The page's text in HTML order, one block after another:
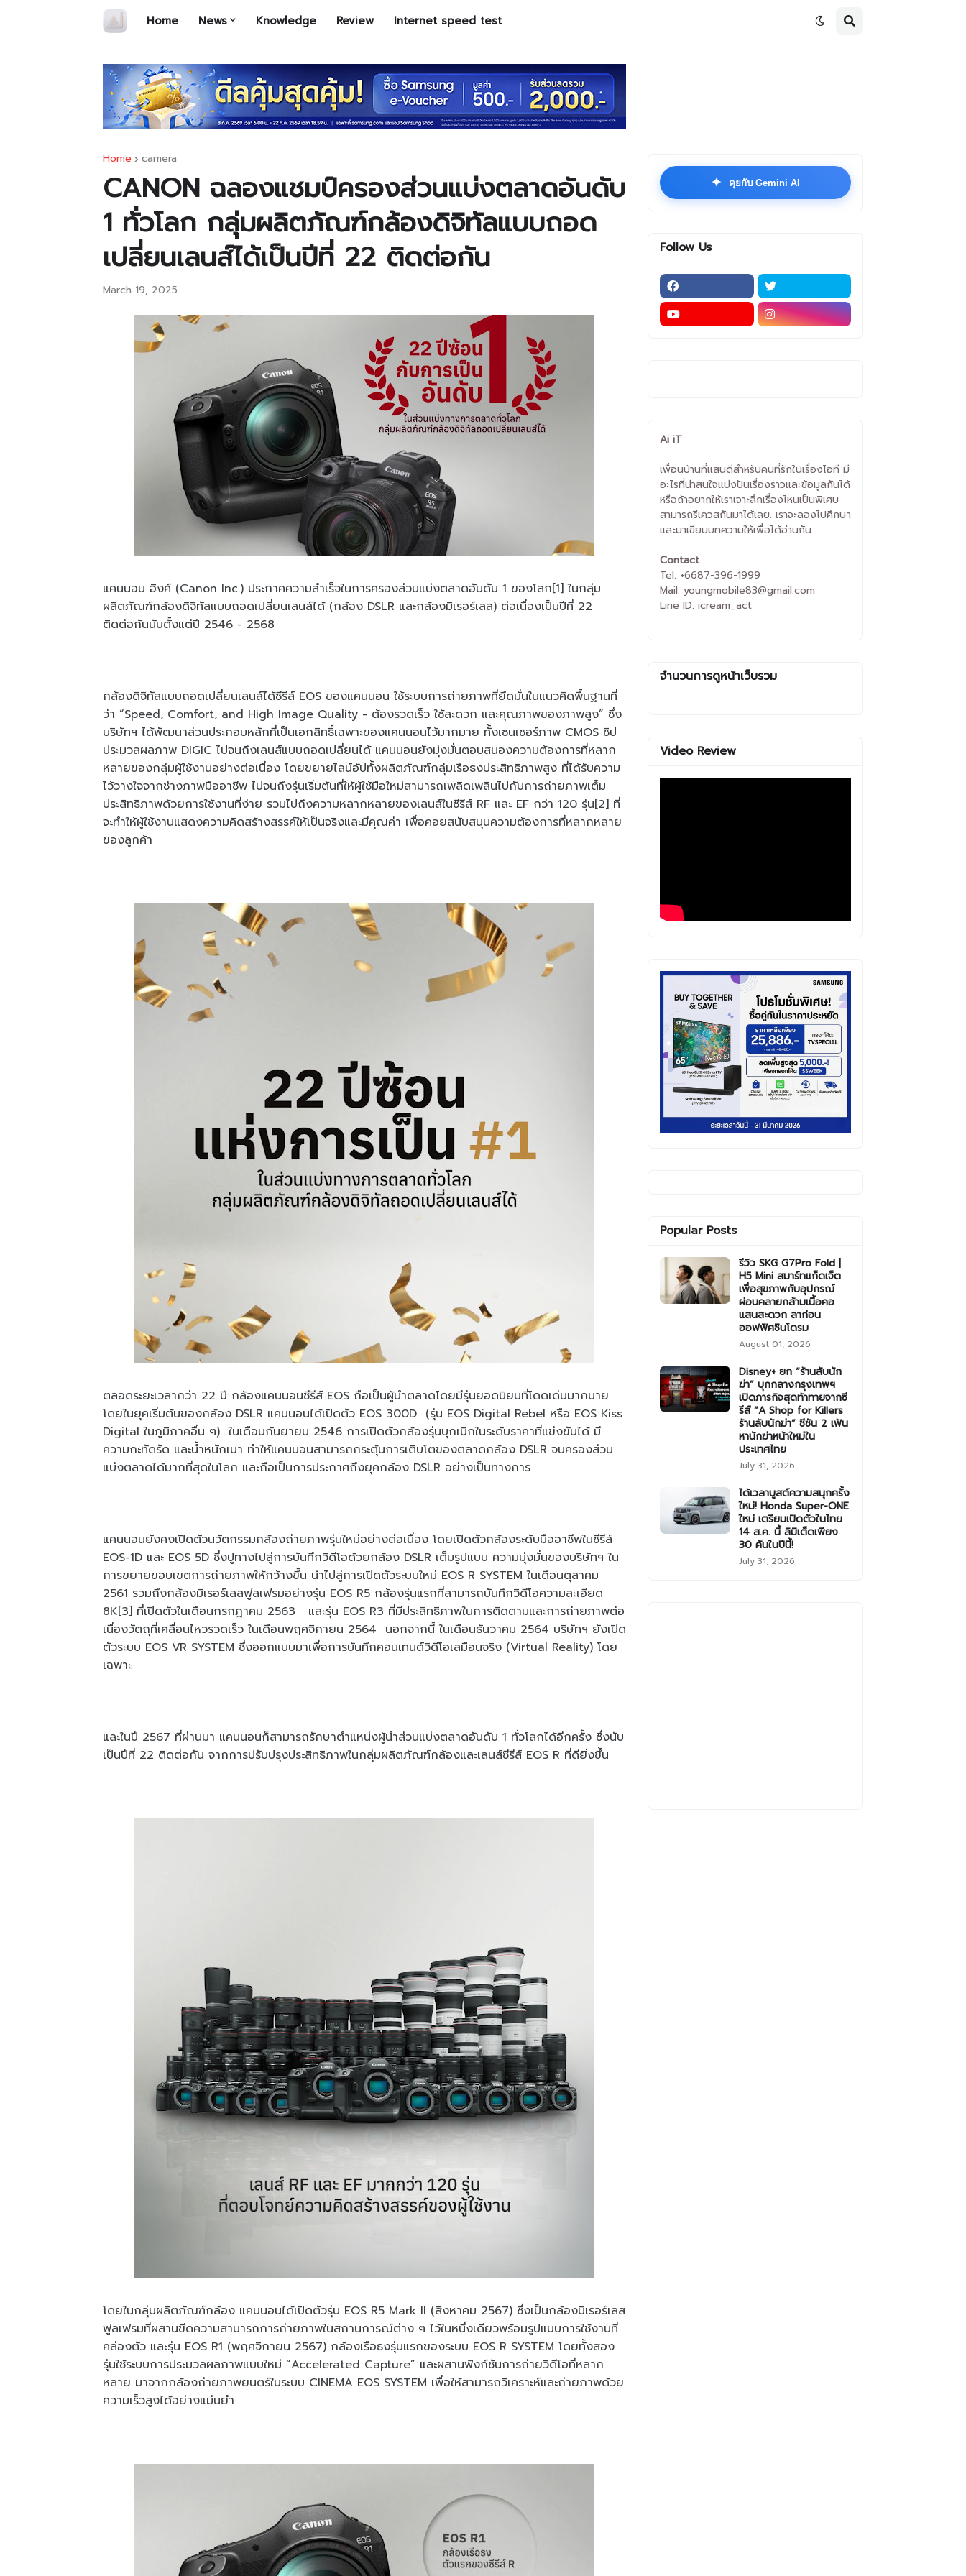
Home News Knowledge Review Internet speed test
Home camera
CANON ฉลองแชมป์ครองส่วนแบ่งตลาดอันดับ
1 ทั่วโลก กลุ่มผลิตภัณฑ์กล้องดิจิทัลแบบถอด
เปลี่ยนเลนส์ได้เป็นปีที่ 22 ติดต่อกัน
March 19, 2025
แคนนอน อิงค์ (Canon Inc.) ประกาศความสำเร็จในการครองส่วนแบ่งตลาดอันดับ 1 ของโลก[1] ในกลุ่ม
ผลิตภัณฑ์กล้องดิจิทัลแบบถอดเปลี่ยนเลนส์ได้ (กล้อง DSLR และกล้องมิเรอร์เลส) ต่อเนื่องเป็นปีที่ 22
ติดต่อกันนับตั้งแต่ปี 2546 - 2568
กล้องดิจิทัลแบบถอดเปลี่ยนเลนส์ได้ซีรีส์ EOS ของแคนนอน ใช้ระบบการถ่ายภาพที่ยึดมั่นในแนวคิดพื้นฐานที่
ว่า “Speed, Comfort, and High Image Quality - ต้องรวดเร็ว ใช้สะดวก และคุณภาพของภาพสูง” ซึ่ง
บริษัทฯ ได้พัฒนาส่วนประกอบหลักที่เป็นเอกสิทธิ์เฉพาะของแคนนอนไว้มากมาย ทั้งเซนเซอร์ภาพ CMOS ชิป
ประมวลผลภาพ DIGIC ไปจนถึงเลนส์แบบถอดเปลี่ยนได้ แคนนอนยังมุ่งมั่นตอบสนองความต้องการที่หลาก
หลายของกลุ่มผู้ใช้งานอย่างต่อเนื่อง โดยขยายไลน์อัปทั้งผลิตภัณฑ์กลุ่มเรือธงประสิทธิภาพสูง ที่ได้รับความ
ไว้วางใจจากช่างภาพมืออาชีพ ไปจนถึงรุ่นเริ่มต้นที่ให้ผู้ใช้มือใหม่สามารถเพลิดเพลินไปกับการถ่ายภาพเต็ม
ประสิทธิภาพด้วยการใช้งานที่ง่าย รวมไปถึงความหลากหลายของเลนส์ในซีรีส์ RF และ EF กว่า 120 รุ่น[2] ที่
จะทำให้ผู้ใช้งานแสดงความคิดสร้างสรรค์ให้เป็นจริงและมีคุณค่า เพื่อคอยสนับสนุนความต้องการที่หลากหลาย
ของลูกค้า
ตลอดระยะเวลากว่า 22 ปี กล้องแคนนอนซีรีส์ EOS ถือเป็นผู้นำตลาดโดยมีรุ่นยอดนิยมที่โดดเด่นมากมาย
โดยในยุคเริ่มต้นของกล้อง DSLR แคนนอนได้เปิดตัว EOS 300D (รุ่น EOS Digital Rebel หรือ EOS Kiss
Digital ในภูมิภาคอื่น ๆ) ในเดือนกันยายน 2546 การเปิดตัวกล้องรุ่นบุกเบิกในระดับราคาที่แข่งขันได้ มี
ความกะทัดรัด และน้ำหนักเบา ทำให้แคนนอนสามารถกระตุ้นการเติบโตของตลาดกล้อง DSLR จนครองส่วน
แบ่งตลาดได้มากที่สุดในโลก และถือเป็นการประกาศถึงยุคกล้อง DSLR อย่างเป็นทางการ
แคนนอนยังคงเปิดตัวนวัตกรรมกล้องถ่ายภาพรุ่นใหม่อย่างต่อเนื่อง โดยเปิดตัวกล้องระดับมืออาชีพในซีรีส์
EOS-1D และ EOS 5D ซึ่งปูทางไปสู่การบันทึกวิดีโอด้วยกล้อง DSLR เต็มรูปแบบ ความมุ่งมั่นของบริษัทฯ ใน
การขยายขอบเขตการถ่ายภาพให้กว้างขึ้น นำไปสู่การเปิดตัวระบบใหม่ EOS R SYSTEM ในเดือนตุลาคม
2561 รวมถึงกล้องมิเรอร์เลสฟูลเฟรมอย่างรุ่น EOS R5 กล้องรุ่นแรกที่สามารถบันทึกวิดีโอความละเอียด
8K[3] ที่เปิดตัวในเดือนกรกฎาคม 2563 และรุ่น EOS R3 ที่มีประสิทธิภาพในการติดตามและการถ่ายภาพต่อ
เนื่องวัตถุที่เคลื่อนไหวรวดเร็ว ในเดือนพฤศจิกายน 2564 นอกจากนี้ ในเดือนธันวาคม 2564 บริษัทฯ ยังเปิด
ตัวระบบ EOS VR SYSTEM ซึ่งออกแบบมาเพื่อการบันทึกคอนเทนต์วิดีโอเสมือนจริง (Virtual Reality) โดย
เฉพาะ
และในปี 2567 ที่ผ่านมา แคนนอนก็สามารถรักษาตำแหน่งผู้นำส่วนแบ่งตลาดอันดับ 1 ทั่วโลกได้อีกครั้ง ซึ่งนับ
เป็นปีที่ 22 ติดต่อกัน จากการปรับปรุงประสิทธิภาพในกลุ่มผลิตภัณฑ์กล้องและเลนส์ซีรีส์ EOS R ที่ดียิ่งขึ้น
โดยในกลุ่มผลิตภัณฑ์กล้อง แคนนอนได้เปิดตัวรุ่น EOS R5 Mark II (สิงหาคม 2567) ซึ่งเป็นกล้องมิเรอร์เลส
ฟูลเฟรมที่ผสานขีดความสามารถการถ่ายภาพในสถานการณ์ต่าง ๆ ไว้ในหนึ่งเดียวพร้อมรูปแบบการใช้งานที่
คล่องตัว และรุ่น EOS R1 (พฤศจิกายน 2567) กล้องเรือธงรุ่นแรกของระบบ EOS R SYSTEM โดยทั้งสอง
รุ่นใช้ระบบการประมวลผลภาพแบบใหม่ “Accelerated Capture” และผสานฟังก์ชันการถ่ายวิดีโอที่หลาก
หลาย มาจากกล้องถ่ายภาพยนตร์ในระบบ CINEMA EOS SYSTEM เพื่อให้สามารถวิเคราะห์และถ่ายภาพด้วย
ความเร็วสูงได้อย่างแม่นยำ
✦ คุยกับ Gemini AI
Follow Us
Ai iT
เพื่อนบ้านที่แสนดีสำหรับคนที่รักในเรื่องไอที มี
อะไรที่น่าสนใจแบ่งปันเรื่องราวและข้อมูลกันได้
หรือถ้าอยากให้เราเจาะลึกเรื่องไหนเป็นพิเศษ
สามารถรีเควสกันมาได้เลย. เราจะลองไปศึกษา
และมาเขียนบทความให้เพื่อได้อ่านกัน
Contact
Tel: +6687-396-1999
Mail: youngmobile83@gmail.com
Line ID: icream_act
จำนวนการดูหน้าเว็บรวม
Video Review
Popular Posts
รีวิว SKG G7Pro Fold |
H5 Mini สมาร์ทแก็ดเจ็ต
เพื่อสุขภาพกับอุปกรณ์
ผ่อนคลายกล้ามเนื้อคอ
แสนสะดวก ลาก่อน
ออฟฟิศซินโดรม
August 01, 2026
Disney+ ยก “ร้านลับนัก
ฆ่า” บุกกลางกรุงเทพฯ
เปิดภารกิจสุดท้าทายจากซี
รีส์ “A Shop for Killers
ร้านลับนักฆ่า” ซีซัน 2 เฟ้น
หานักฆ่าหน้าใหม่ใน
ประเทศไทย
July 31, 2026
ได้เวลาบูสต์ความสนุกครั้ง
ใหม่! Honda Super-ONE
ใหม่ เตรียมเปิดตัวในไทย
14 ส.ค. นี้ ลิมิเต็ดเพียง
30 คันในปีนี้!
July 31, 2026